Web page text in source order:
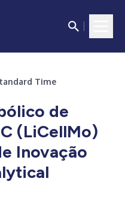
Time
de
(LiCellMo)
Inovação